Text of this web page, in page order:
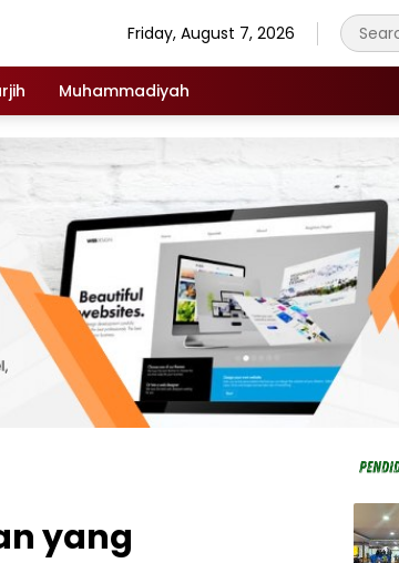
Friday, August 7, 2026
Muhammadiyah
yang